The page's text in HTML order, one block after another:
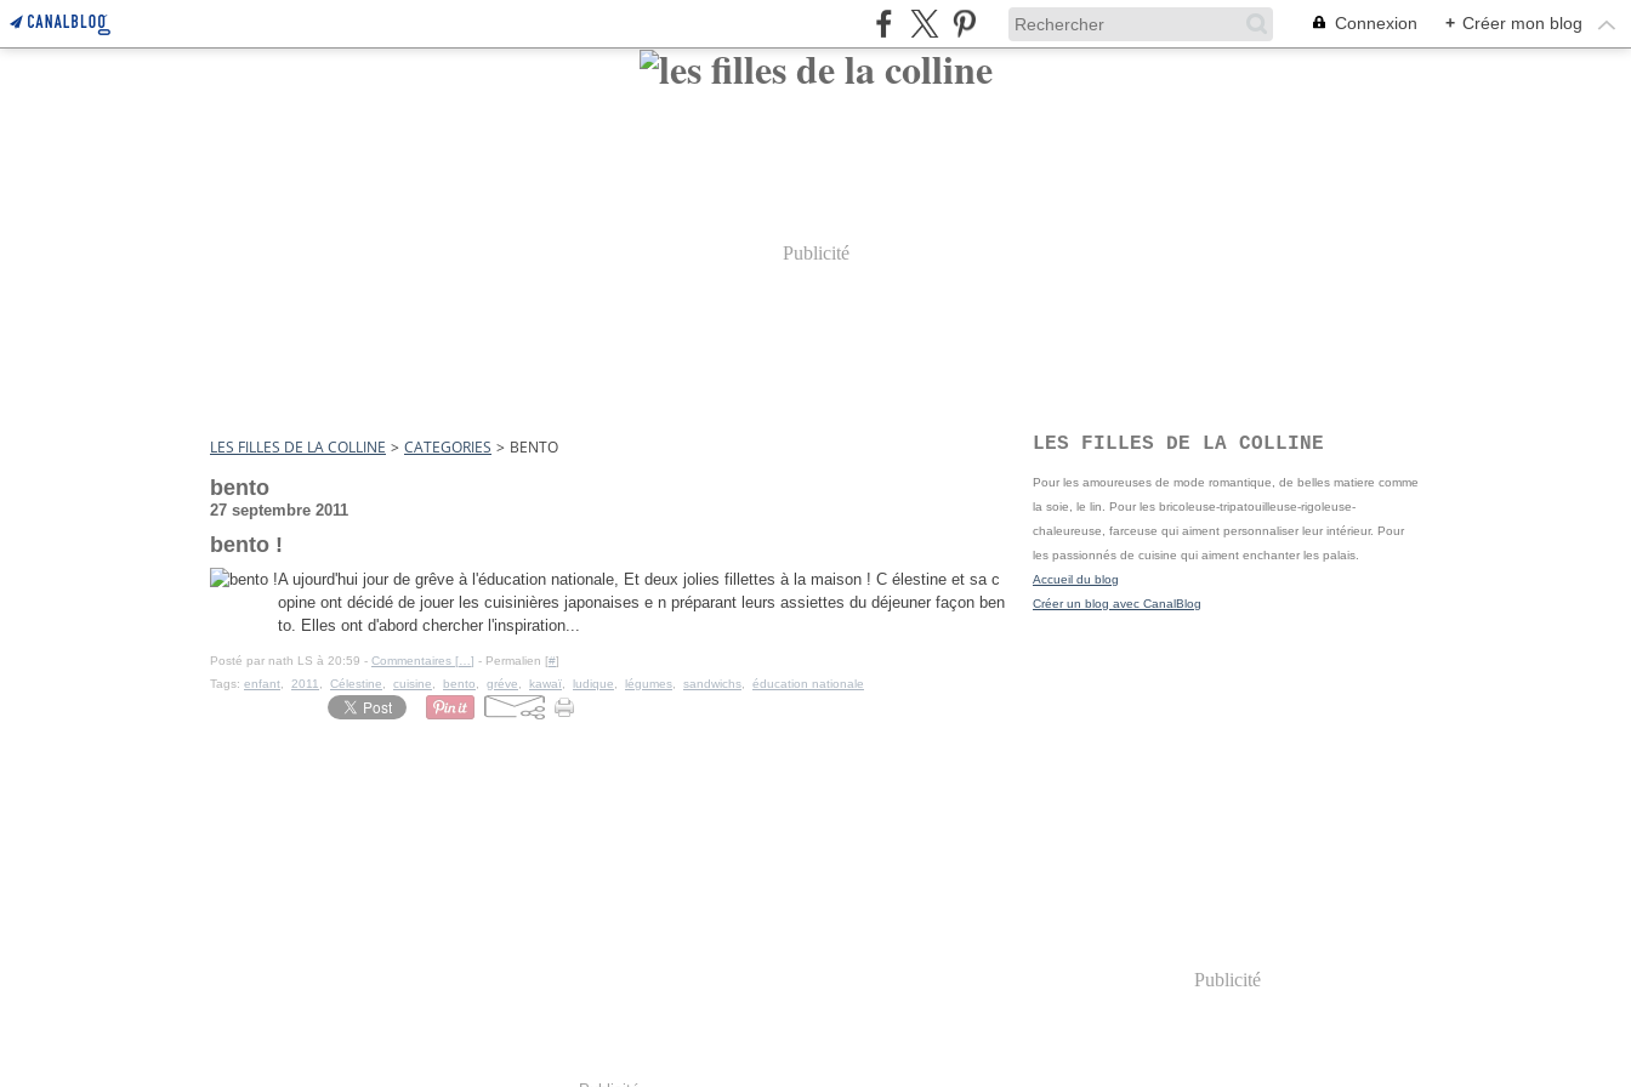
Connexion + Créer mon blog
Publicité
LES FILLES DE LA COLLINE > CATEGORIES > BENTO
bento
27 septembre 2011
bento !
A ujourd'hui jour de grêve à l'éducation nationale, Et deux jolies fillettes à la maison ! C élestine et sa c
opine ont décidé de jouer les cuisinières japonaises e n préparant leurs assiettes du déjeuner façon ben
to. Elles ont d'abord chercher l'inspiration...
Posté par nath LS à 20:59 - Commentaires [ ] - Permalien [#]
Tags: enfant 2011 Célestine cuisine bento gréve kawaï ludique légumes sandwichs éducation nationale
LES FILLES DE LA COLLINE
Pour les amoureuses de mode romantique, de belles matiere comme
la soie, le lin. Pour les bricoleuse-tripatouilleuse-rigoleuse-
chaleureuse, farceuse qui aiment personnaliser leur intérieur. Pour
les passionnés de cuisine qui aiment enchanter les palais.
Accueil du blog
Créer un blog avec CanalBlog
Publicité